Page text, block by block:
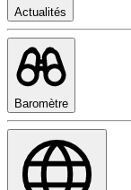
Actualités
Baromètre